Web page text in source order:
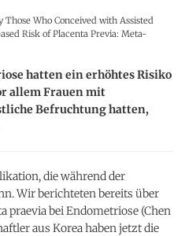
Who Conceived with Assisted
Risk of Placenta Previa: Meta-
hatten ein erhöhtes Risiko
allem Frauen mit
Befruchtung hatten,
die während der
Wir berichteten bereits über
praevia bei Endometriose (Chen
aus Korea haben jetzt die